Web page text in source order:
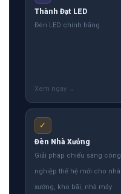
Thành Đạt LED
Đèn LED chính hãng
✓
Đèn Nhà Xưởng
Giải pháp chiếu sáng công
nghiệp thế hệ mới cho nhà
xưởng, kho bãi, nhà máy